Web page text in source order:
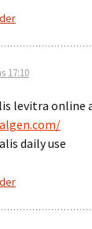
17:10
levitra online
daily use